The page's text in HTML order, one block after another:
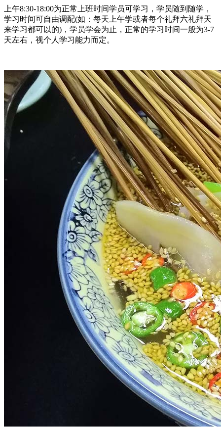
上午8:30-18:00为正常上班时间学员可学习，学员随到随学，
学习时间可自由调配(如：每天上午学或者每个礼拜六礼拜天
来学习都可以的)，学员学会为止，正常的学习时间一般为3-7
天左右，视个人学习能力而定。